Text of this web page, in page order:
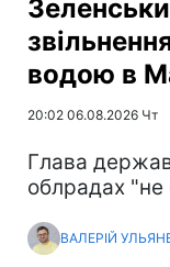
водою в
20:02 06.08.2026 Чт
Глава
облрадах "не
ВАЛЕРІЙ